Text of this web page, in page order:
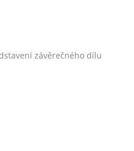
závěrečného dílu